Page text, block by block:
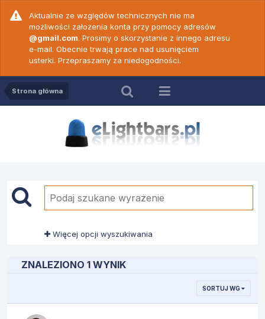
Aktualnie ze względów technicznych nie ma
możliwości założenia konta przy pomocy adresów
@gmail.com. Prosimy o skorzystanie z innego adresu
e-mail. Obecnie trwają prace nad usunięciem
usterki. Przepraszamy za niedogodności.
Strona główna
Więcej opcji wyszukiwania
ZNALEZIONO 1 WYNIK
SORTUJ WG